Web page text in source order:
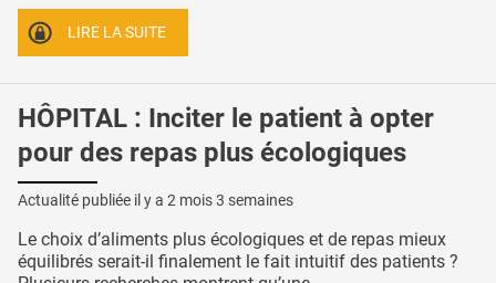
LIRE LA SUITE
HÔPITAL : Inciter le patient à opter
pour des repas plus écologiques
Actualité publiée il y a 2 mois 3 semaines
Le choix d’aliments plus écologiques et de repas mieux
équilibrés serait-il finalement le fait intuitif des patients ?